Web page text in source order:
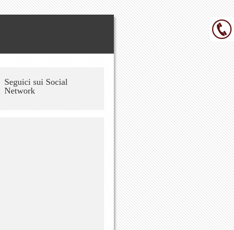
Seguici sui Social
Network